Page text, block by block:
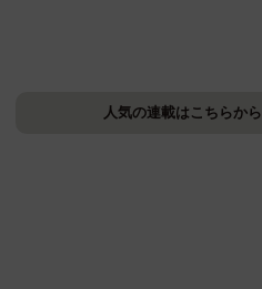
人気の連載はこちらから